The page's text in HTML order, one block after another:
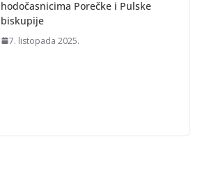
hodočasnicima Porečke i Pulske
biskupije
7. listopada 2025.